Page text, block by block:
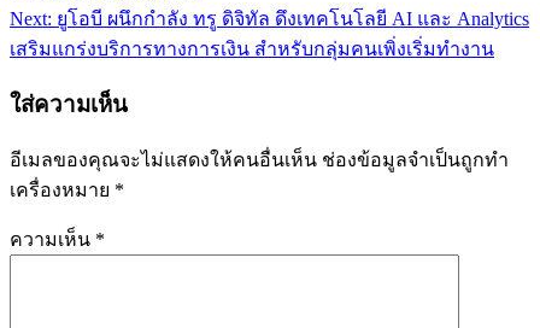
Next: ยูโอบี ผนึกกำลัง ทรู ดิจิทัล ดึงเทคโนโลยี AI และ Analytics
เสริมแกร่งบริการทางการเงิน สำหรับกลุ่มคนเพิ่งเริ่มทำงาน
ใส่ความเห็น
อีเมลของคุณจะไม่แสดงให้คนอื่นเห็น ช่องข้อมูลจำเป็นถูกทำ
เครื่องหมาย *
ความเห็น *